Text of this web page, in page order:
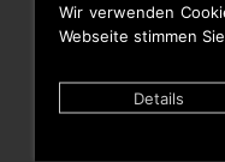
Wir verwenden
Webseite stimmen
Details